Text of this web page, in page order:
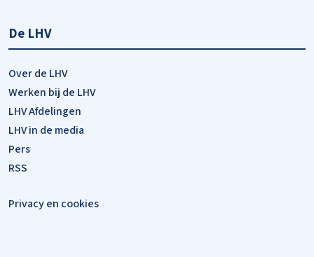
De LHV
Over de LHV
Werken bij de LHV
LHV Afdelingen
LHV in de media
Pers
RSS
Privacy en cookies